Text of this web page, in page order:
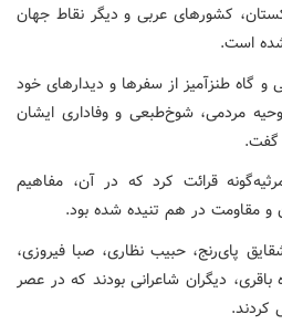
کشورهای عربی و دیگر نقاط جهان
است.
گاه طنزآمیز از سفرها و دیدارهای خود
مردمی، شوخ‌طبعی و وفاداری ایشان
گفت.
قرائت کرد که در آن، مفاهیم
و مقاومت در هم تنیده شده بود.
پای‌رنج، حبیب نظاری، صبا فیروزی،
باقری، دیگران شاعرانی بودند که در عصر
کردند.